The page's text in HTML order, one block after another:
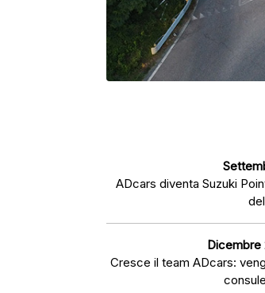
ADcars diventa Suzuki
Dicembre
Cresce il team ADcars: